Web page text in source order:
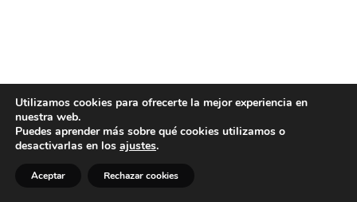
Utilizamos cookies para ofrecerte la mejor experiencia en
nuestra web.
Puedes aprender más sobre qué cookies utilizamos o
desactivarlas en los ajustes.
Aceptar Rechazar cookies